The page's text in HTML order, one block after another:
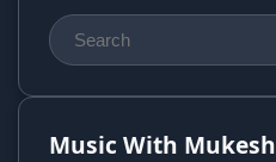
Music With Mukesh